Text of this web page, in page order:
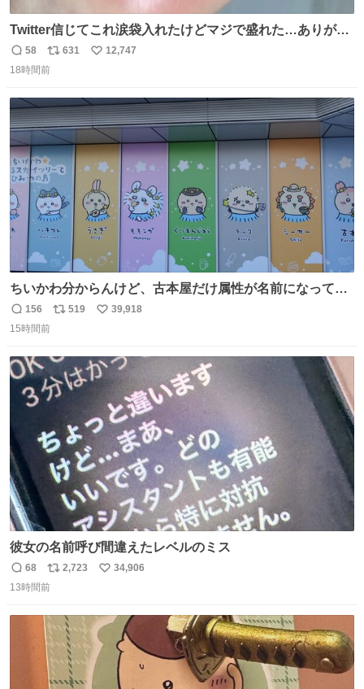
Twitter信じてこれ涙袋入れたけどマジで盛れた…ありがと
う…
返
信
58
リ
ポ
ト
数
631
い
数
12,747
18時間前
ちいかわ分からんけど、古本屋だけ属性が名前になってる
のはどういうこと？
返
信
156
リ
ト
数
519
い
数
39,918
15時間前
彼女の名前呼び間違えたレベルのミス
返
信
68
リ
ポ
ト
数
2,723
い
数
34,906
13時間前